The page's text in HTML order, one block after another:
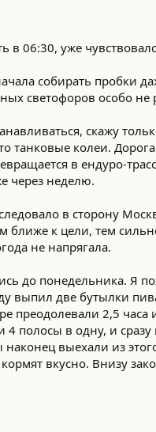
в 06:30, уже
собирать пробки
светофоров особо не
скажу
танковые колеи.
в ендуро-
через неделю.
в сторону
ближе к цели, тем
не напрягала.
до понедельника. Я
выпил две бутылки
преодолевали 2,5 часа
полосы в одну, и
выехали из
вкусно. Внизу